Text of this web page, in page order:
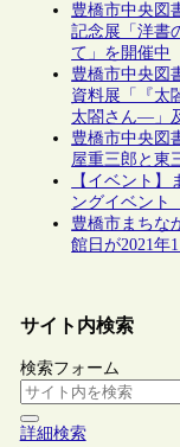
豊橋市中央図
記念展「洋書
て」を開催中
豊橋市中央図
資料展「『太
太閤さん―」
豊橋市中央図
屋重三郎と東
【イベント
ングイベント
豊橋市まちな
館日が2021年
サイト内検索
検索フォーム
詳細検索